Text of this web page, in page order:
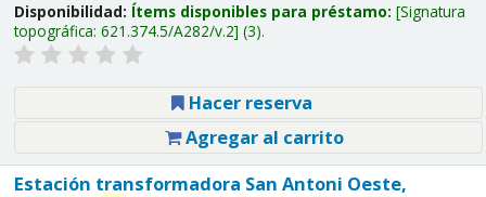
Disponibilidad: Ítems disponibles para préstamo: Signatura
topográfica: 621.374.5/A282/v.2 (3).
Hacer reserva
Agregar al carrito
Estación transformadora San Antoni Oeste,